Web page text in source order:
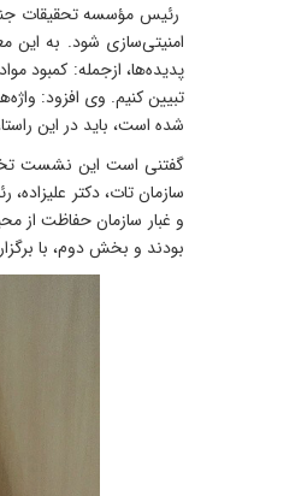
رئیس مؤسسه تحقیقات
امنیتی‌سازی شود. به این
پدیده‌ها، ازجمله: کمبود
شده است، باید در این
سازمان تات، دکتر
و غبار سازمان حفاظت از
بودند و بخش دوم، با